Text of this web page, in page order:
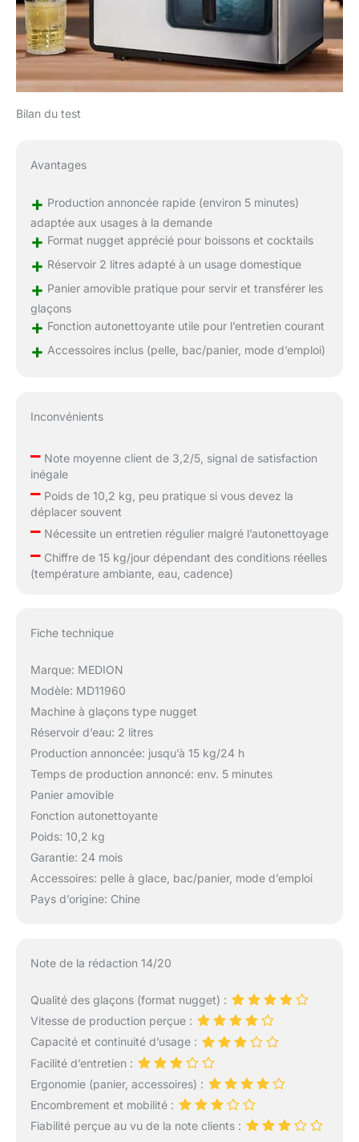
Bilan du test
Avantages
+ Production annoncée rapide (environ 5 minutes)
adaptée aux usages à la demande
+ Format nugget apprécié pour boissons et cocktails
+ Réservoir 2 litres adapté à un usage domestique
+ Panier amovible pratique pour servir et transférer les
glaçons
+ Fonction autonettoyante utile pour l’entretien courant
+ Accessoires inclus (pelle, bac/panier, mode d’emploi)
Inconvénients
–Note moyenne client de 3,2/5, signal de satisfaction
inégale
–Poids de 10,2 kg, peu pratique si vous devez la
déplacer souvent
–Nécessite un entretien régulier malgré l’autonettoyage
–Chiffre de 15 kg/jour dépendant des conditions réelles
(température ambiante, eau, cadence)
Fiche technique
Marque: MEDION
Modèle: MD11960
Machine à glaçons type nugget
Réservoir d’eau: 2 litres
Production annoncée: jusqu’à 15 kg/24 h
Temps de production annoncé: env. 5 minutes
Panier amovible
Fonction autonettoyante
Poids: 10,2 kg
Garantie: 24 mois
Accessoires: pelle à glace, bac/panier, mode d’emploi
Pays d’origine: Chine
Note de la rédaction 14/20
Qualité des glaçons (format nugget) :
Vitesse de production perçue :
Capacité et continuité d’usage :
Facilité d’entretien :
Ergonomie (panier, accessoires) :
Encombrement et mobilité :
Fiabilité perçue au vu de la note clients :